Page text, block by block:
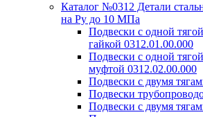
Каталог №0312 Детали
на Ру до 10 МПа
Подвески с одной
гайкой 0312.01.00.000
Подвески с одной
муфтой 0312.02.00.000
Подвески с двумя
Подвески
Подвески с двумя